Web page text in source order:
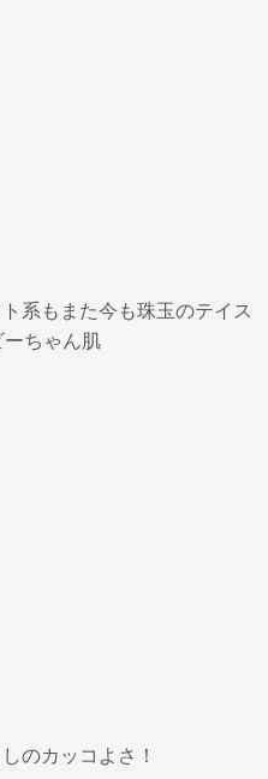
系もまた今も珠玉のテイス
ちゃん肌
のカッコよさ！